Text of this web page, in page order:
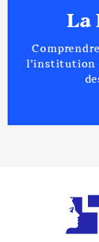
La
l’institution